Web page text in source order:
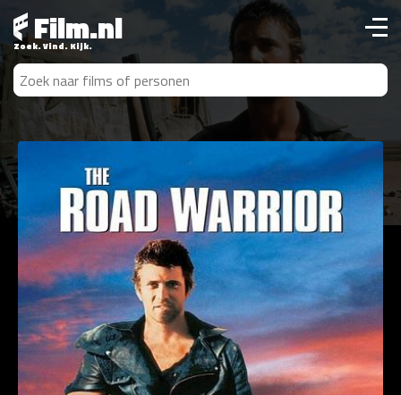
Film.nl
Zoek. Vind. Kijk.